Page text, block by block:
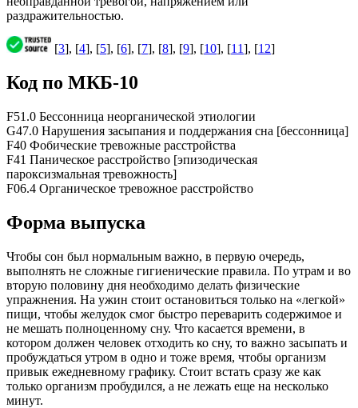
раздражительностью.
[3], [4], [5], [6], [7], [8], [9], [10], [11], [12]
Код по МКБ-10
F51.0 Бессонница неорганической этиологии
G47.0 Нарушения засыпания и поддержания сна [бессонница]
F40 Фобические тревожные расстройства
F41 Паническое расстройство [эпизодическая
пароксизмальная тревожность]
F06.4 Органическое тревожное расстройство
Форма выпуска
Чтобы сон был нормальным важно, в первую очередь,
выполнять не сложные гигиенические правила. По утрам и во
вторую половину дня необходимо делать физические
упражнения. На ужин стоит остановиться только на «легкой»
пищи, чтобы желудок смог быстро переварить содержимое и
не мешать полноценному сну. Что касается времени, в
котором должен человек отходить ко сну, то важно засыпать и
пробуждаться утром в одно и тоже время, чтобы организм
привык ежедневному графику. Стоит встать сразу же как
только организм пробудился, а не лежать еще на несколько
минут.